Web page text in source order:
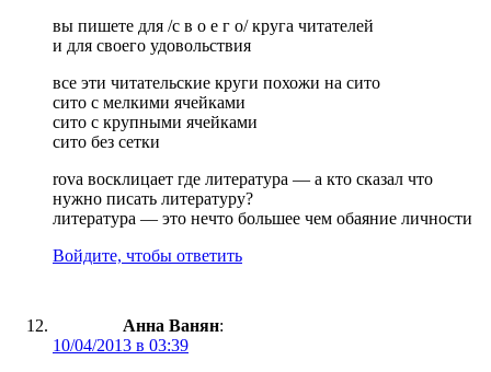
вы пишете для /с в о е г о/ круга читателей
и для своего удовольствия
все эти читательские круги похожи на сито
сито с мелкими ячейками
сито с крупными ячейками
сито без сетки
rova восклицает где литература — а кто сказал что
нужно писать литературу?
литература — это нечто большее чем обаяние личности
Войдите, чтобы ответить
Анна Ванян:
10/04/2013 в 03:39